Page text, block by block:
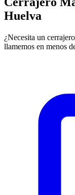
Huelva
¿Necesita un
llamemos en menos